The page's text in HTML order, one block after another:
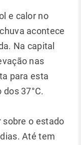
e calor no
acontece
Na capital
nas
para esta
37°C.
sobre o estado
Até tem